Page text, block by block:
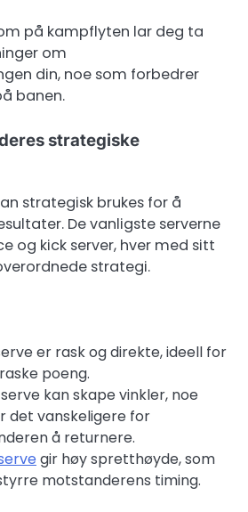
på kampflyten lar deg ta
om
din, noe som forbedrer
banen.
strategiske
strategisk brukes for å
De vanligste serverne
og kick server, hver med sitt
strategi.
er rask og direkte, ideell for
poeng.
kan skape vinkler, noe
det vanskeligere for
å returnere.
gir høy spretthøyde, som
motstanderens timing.